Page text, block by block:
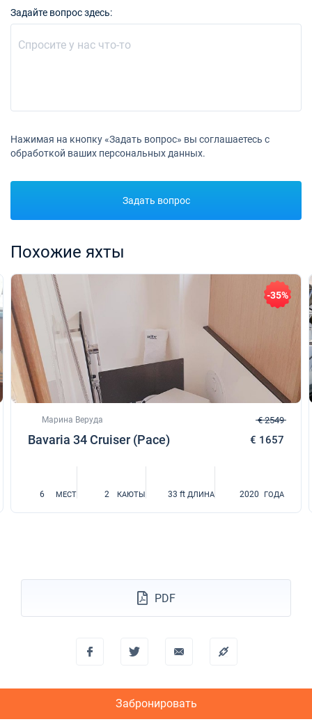
Задайте вопрос здесь:
Нажимая на кнопку «Задать вопрос» вы соглашаетесь с
обработкой ваших персональных данных.
Задать вопрос
Похожие яхты
-35%
Марина Веруда
Bavaria 34 Cruiser (Pace)
€ 2549
€ 1657
6 МЕСТ 2 КАЮТЫ 33 ft ДЛИНА 2020 ГОДА
PDF
Забронировать